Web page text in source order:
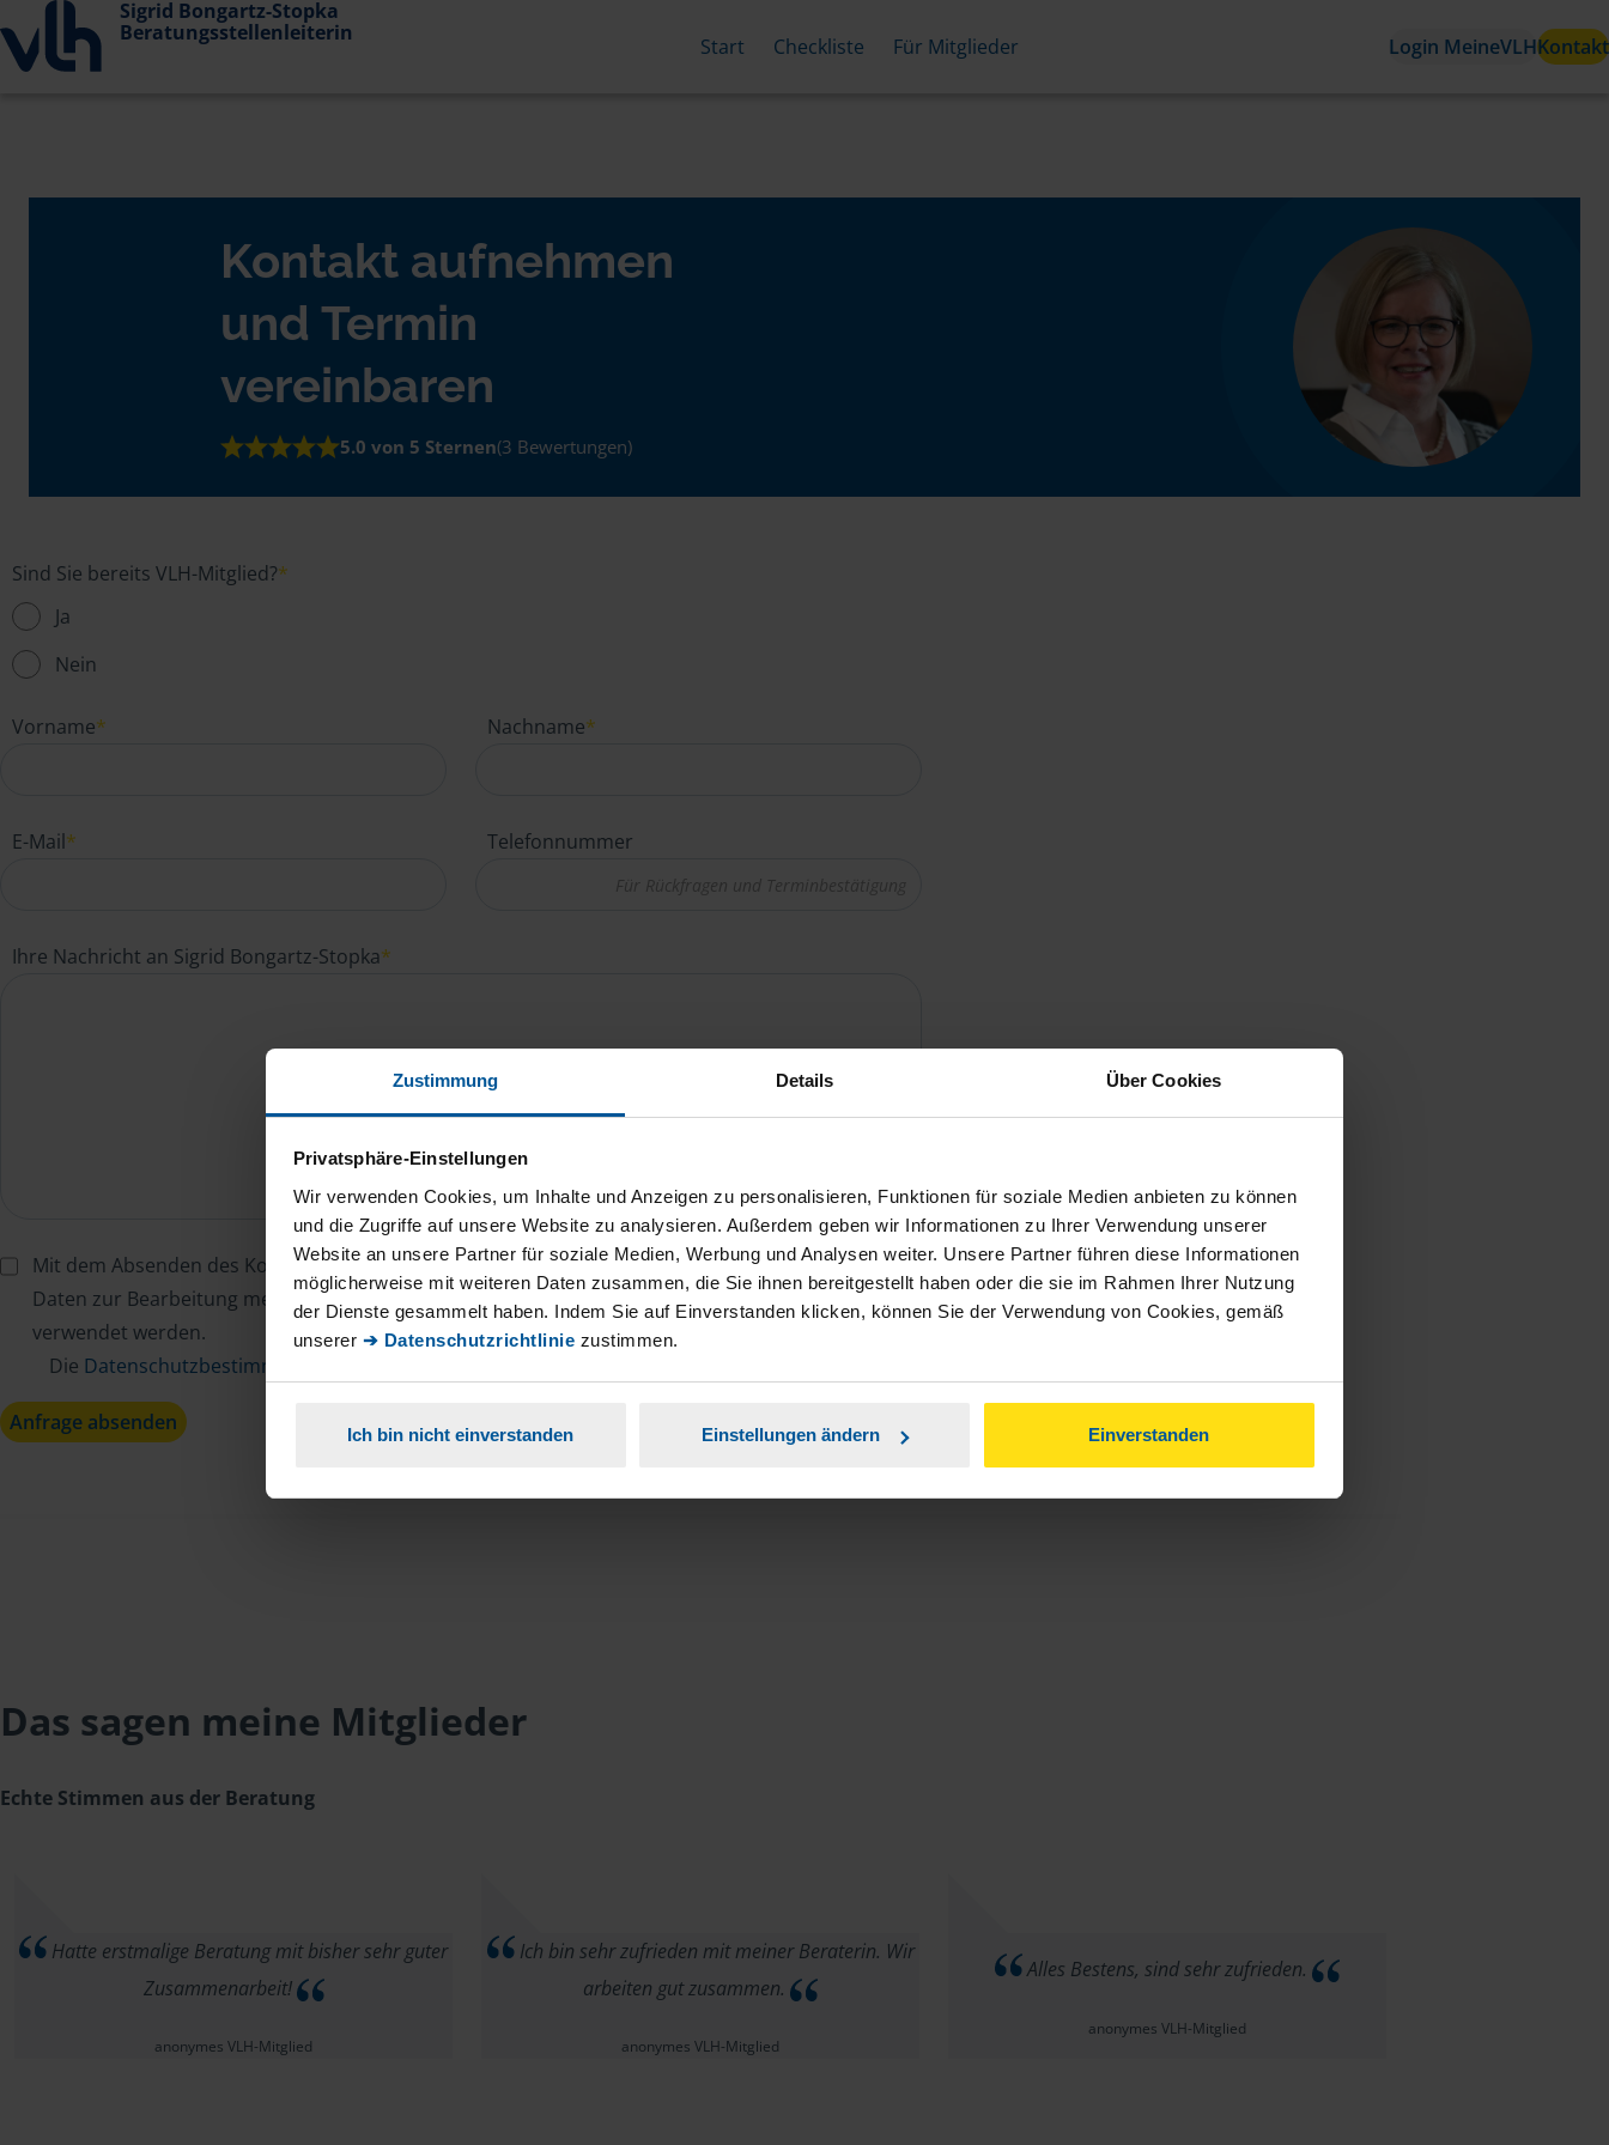
Zustimmung Details Über Cookies
Privatsphäre-Einstellungen
Wir verwenden Cookies, um Inhalte und Anzeigen zu personalisieren, Funktionen für soziale Medien anbieten zu können
und die Zugriffe auf unsere Website zu analysieren. Außerdem geben wir Informationen zu Ihrer Verwendung unserer
Website an unsere Partner für soziale Medien, Werbung und Analysen weiter. Unsere Partner führen diese Informationen
möglicherweise mit weiteren Daten zusammen, die Sie ihnen bereitgestellt haben oder die sie im Rahmen Ihrer Nutzung
der Dienste gesammelt haben. Indem Sie auf Einverstanden klicken, können Sie der Verwendung von Cookies, gemäß
unserer ➔ Datenschutzrichtlinie zustimmen.
Ich bin nicht einverstanden Einstellungen ändern Einverstanden
Sigrid Bongartz-Stopka
Beratungsstellenleiterin
Start Checkliste Für Mitglieder Login MeineVLHKontakt
Kontakt aufnehmen
und Termin
vereinbaren
5.0 von 5 Sternen(3 Bewertungen)
Sind Sie bereits VLH-Mitglied?*
Ja
Nein
Vorname* Nachname*
E-Mail* Telefonnummer
Ihre Nachricht an Sigrid Bongartz-Stopka*
Mit dem Absenden des Kontaktformulars erkläre ich mich damit einverstanden, dass meine
Daten zur Bearbeitung meines Anliegens sowie zur internen Analyse der Zugriffsquelle
verwendet werden.
Die Datenschutzbestimmungen
Anfrage absenden
Das sagen meine Mitglieder
Echte Stimmen aus der Beratung
Hatte erstmalige Beratung mit bisher sehr guter
Zusammenarbeit!
anonymes VLH-Mitglied
Ich bin sehr zufrieden mit meiner Beraterin. Wir
arbeiten gut zusammen.
anonymes VLH-Mitglied
Alles Bestens, sind sehr zufrieden.
anonymes VLH-Mitglied